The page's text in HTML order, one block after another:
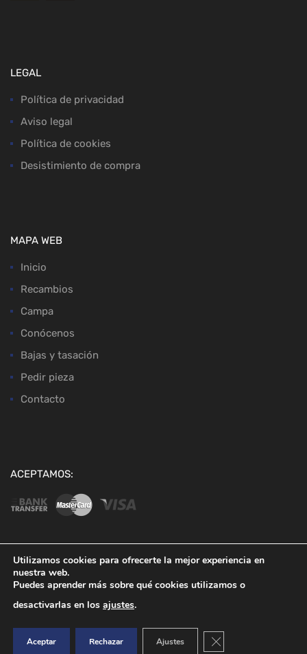
LEGAL
Política de privacidad
Aviso legal
Política de cookies
Desistimiento de compra
MAPA WEB
Inicio
Recambios
Campa
Conócenos
Bajas y tasación
Pedir pieza
Contacto
ACEPTAMOS:
Utilizamos cookies para ofrecerte la mejor experiencia en
nuestra web.
Puedes aprender más sobre qué cookies utilizamos o
desactivarlas en los ajustes.
Aceptar Rechazar Ajustes Cerrar el banner de